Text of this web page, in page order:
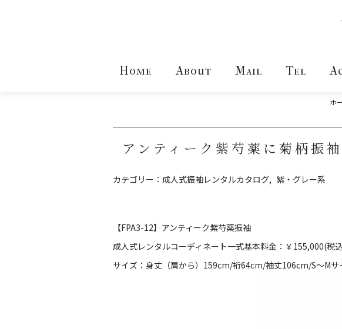
Home About Mail Tel
ホ
アンティーク紫芍薬に菊柄振袖
カテゴリー： 成人式振袖レンタルカタログ 紫・グレー系
【FPA3-12】アンティーク紫芍薬振袖
成人式レンタルコーディネート一式基本料金：￥155,000(税
サイズ：身丈（肩から）159cm/裄64cm/袖丈106cm/S～Mサ